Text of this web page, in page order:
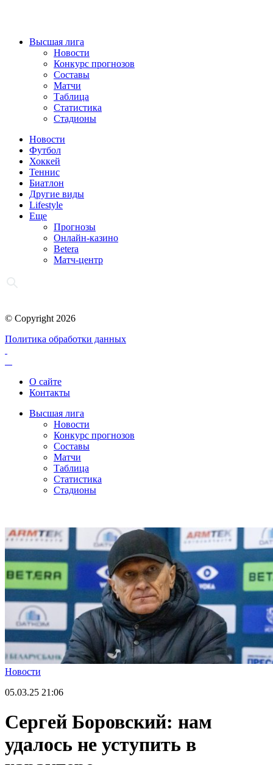
Высшая лига
Новости
Конкурс прогнозов
Составы
Матчи
Таблица
Статистика
Стадионы
Новости
Футбол
Хоккей
Теннис
Биатлон
Другие виды
Lifestyle
Еще
Прогнозы
Онлайн-казино
Betera
Матч-центр
© Copyright 2026
Политика обработки данных
О сайте
Контакты
Высшая лига
Новости
Конкурс прогнозов
Составы
Матчи
Таблица
Статистика
Стадионы
Новости
05.03.25 21:06
Сергей Боровский: нам
удалось не уступить в